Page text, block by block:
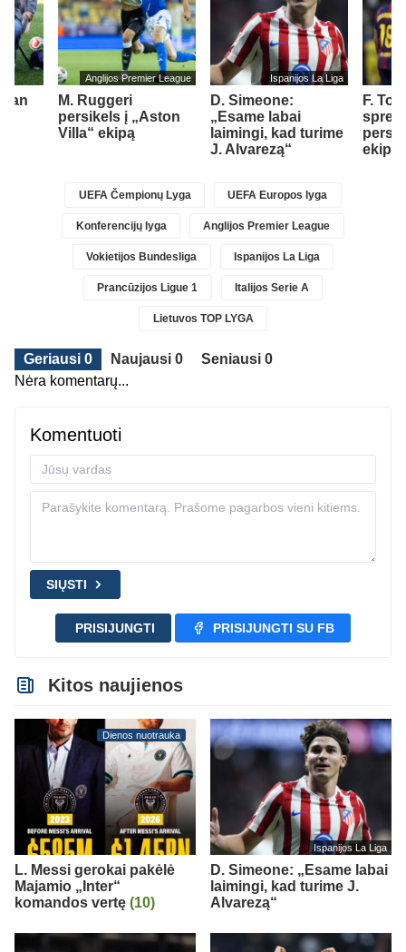
Anglijos Premier League
M. Ruggeri
persikels į „Aston
Villa“ ekipą
Ispanijos La Liga
D. Simeone:
„Esame labai
laimingi, kad turime
J. Alvarezą“
F.
ekipą
UEFA Čempionų Lyga UEFA Europos lyga
Konferencijų lyga Anglijos Premier League
Vokietijos Bundesliga Ispanijos La Liga
Prancūzijos Ligue 1 Italijos Serie A
Lietuvos TOP LYGA
Geriausi 0 Naujausi 0
Seniausi 0
Nėra komentarų...
Komentuoti
SIŲSTI
PRISIJUNGTI PRISIJUNGTI SU FB
Kitos naujienos
Dienos nuotrauka
L. Messi gerokai pakėlė
Majamio „Inter“
komandos vertę (10)
Ispanijos La Liga
D. Simeone: „Esame labai
laimingi, kad turime J.
Alvarezą“